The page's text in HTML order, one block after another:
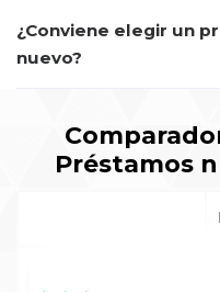
¿Conviene elegir un
nuevo?
Préstamos